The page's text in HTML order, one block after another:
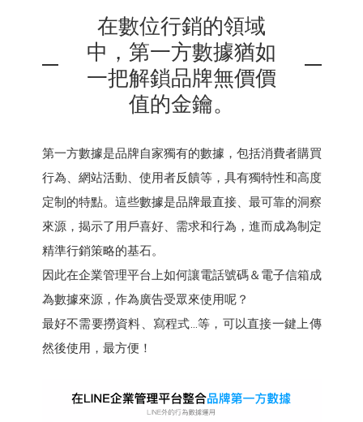
在數位行銷的領域
中，第一方數據猶如
一把解鎖品牌無價價
值的金鑰。
第一方數據是品牌自家獨有的數據，包括消費者購買
行為、網站活動、使用者反饋等，具有獨特性和高度
定制的特點。這些數據是品牌最直接、最可靠的洞察
來源，揭示了用戶喜好、需求和行為，進而成為制定
精準行銷策略的基石。
因此在企業管理平台上如何讓電話號碼＆電子信箱成
為數據來源，作為廣告受眾來使用呢？
最好不需要撈資料、寫程式…等，可以直接一鍵上傳
然後使用，最方便！